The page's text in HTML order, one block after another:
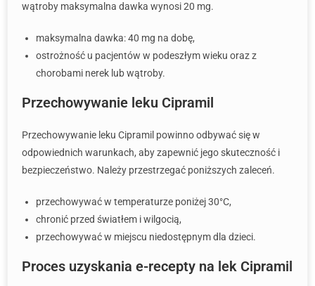
wątroby maksymalna dawka wynosi 20 mg.
maksymalna dawka: 40 mg na dobę,
ostrożność u pacjentów w podeszłym wieku oraz z
chorobami nerek lub wątroby.
Przechowywanie leku Cipramil
Przechowywanie leku Cipramil powinno odbywać się w
odpowiednich warunkach, aby zapewnić jego skuteczność i
bezpieczeństwo. Należy przestrzegać poniższych zaleceń.
przechowywać w temperaturze poniżej 30°C,
chronić przed światłem i wilgocią,
przechowywać w miejscu niedostępnym dla dzieci.
Proces uzyskania e-recepty na lek Cipramil